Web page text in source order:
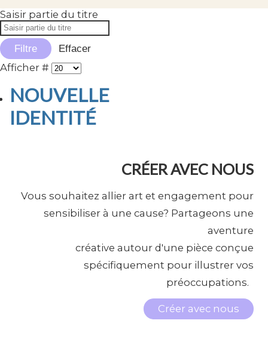
Saisir partie du titre
Filtre Effacer
Afficher #
NOUVELLE
IDENTITÉ
CRÉER AVEC NOUS
Vous souhaitez allier art et engagement pour
sensibiliser à une cause? Partageons une
aventure
créative autour d'une pièce conçue
spécifiquement pour illustrer vos
préoccupations.
Créer avec nous